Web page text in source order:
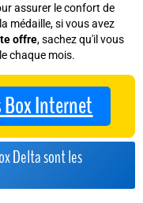
assurer le confort de
médaille, si vous avez
offre, sachez qu'il vous
chaque mois.
Box Internet
Delta sont les